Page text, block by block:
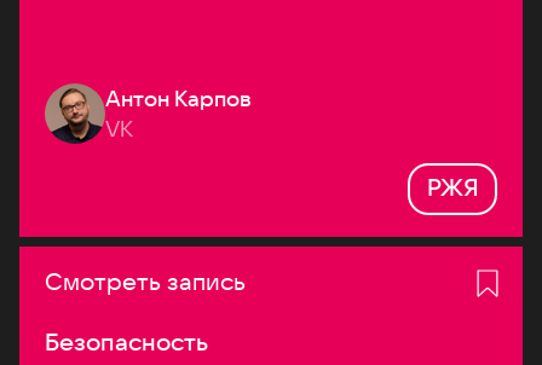
Антон Карпов
VK
РЖЯ
Смотреть запись
Безопасность